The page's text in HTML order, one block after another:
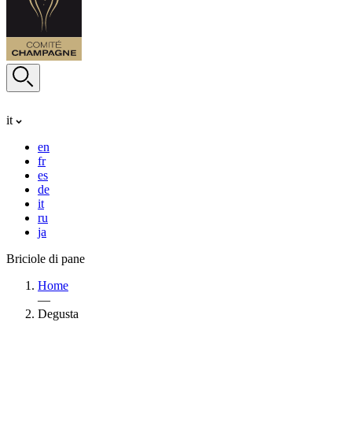
it
en
fr
es
de
it
ru
ja
Briciole di pane
Home
—
Degusta